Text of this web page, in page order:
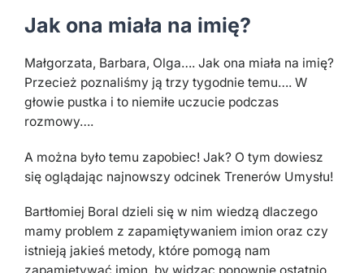
Jak ona miała na imię?
Małgorzata, Barbara, Olga…. Jak ona miała na imię?
Przecież poznaliśmy ją trzy tygodnie temu…. W
głowie pustka i to niemiłe uczucie podczas
rozmowy….
A można było temu zapobiec! Jak? O tym dowiesz
się oglądając najnowszy odcinek Trenerów Umysłu!
Bartłomiej Boral dzieli się w nim wiedzą dlaczego
mamy problem z zapamiętywaniem imion oraz czy
istnieją jakieś metody, które pomogą nam